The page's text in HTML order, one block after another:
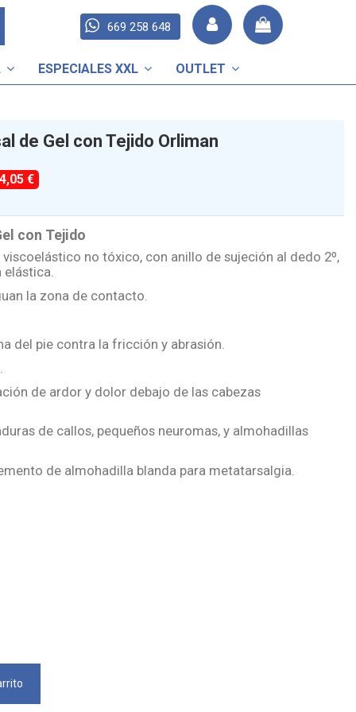
669 258 648
ESPECIALES XXL OUTLET
de Gel con Tejido Orliman
€
con Tejido
no tóxico, con anillo de sujeción al dedo 2º,
elástica.
la zona de contacto.
del pie contra la fricción y abrasión.
de ardor y dolor debajo de las cabezas
de callos, pequeños neuromas, y almohadillas
de almohadilla blanda para metatarsalgia.